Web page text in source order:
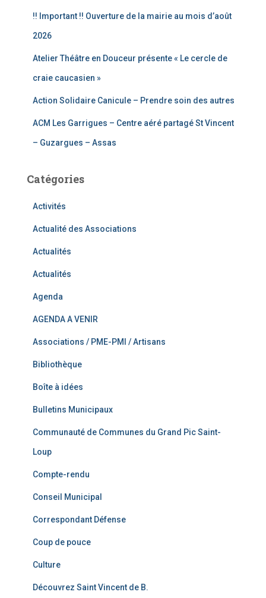
!! Important !! Ouverture de la mairie au mois d’août
2026
Atelier Théâtre en Douceur présente « Le cercle de
craie caucasien »
Action Solidaire Canicule – Prendre soin des autres
ACM Les Garrigues – Centre aéré partagé St Vincent
– Guzargues – Assas
Catégories
Activités
Actualité des Associations
Actualités
Actualités
Agenda
AGENDA A VENIR
Associations / PME-PMI / Artisans
Bibliothèque
Boîte à idées
Bulletins Municipaux
Communauté de Communes du Grand Pic Saint-
Loup
Compte-rendu
Conseil Municipal
Correspondant Défense
Coup de pouce
Culture
Découvrez Saint Vincent de B.